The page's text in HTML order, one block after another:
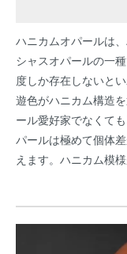
ハニカムオパールは
シャスオパールの一
度しか存在しないと
遊色がハニカム構造
ール愛好家でなくて
パールは極めて個体
えます。ハニカム模